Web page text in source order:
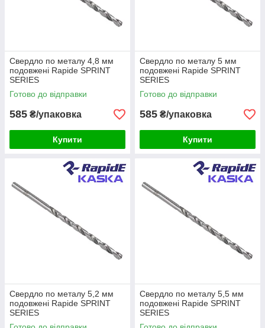
Свердло по металу 4,8 мм
подовжені Rapide SPRINT
SERIES
Готово до відправки
585 ₴/упаковка
Купити
Свердло по металу 5 мм
подовжені Rapide SPRINT
SERIES
Готово до відправки
585 ₴/упаковка
Купити
Свердло по металу 5,2 мм
подовжені Rapide SPRINT
SERIES
Свердло по металу 5,5 мм
подовжені Rapide SPRINT
SERIES